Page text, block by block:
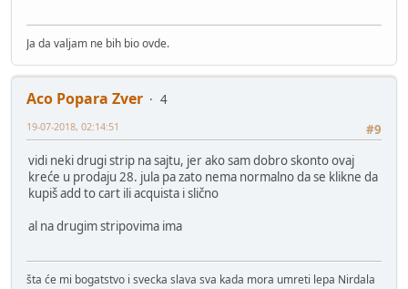
Ja da valjam ne bih bio ovde.
Aco Popara Zver
4
#9
19-07-2018, 02:14:51
vidi neki drugi strip na sajtu, jer ako sam dobro skonto ovaj
kreće u prodaju 28. jula pa zato nema normalno da se klikne da
kupiš add to cart ili acquista i slično
al na drugim stripovima ima
šta će mi bogatstvo i svecka slava sva kada mora umreti lepa Nirdala